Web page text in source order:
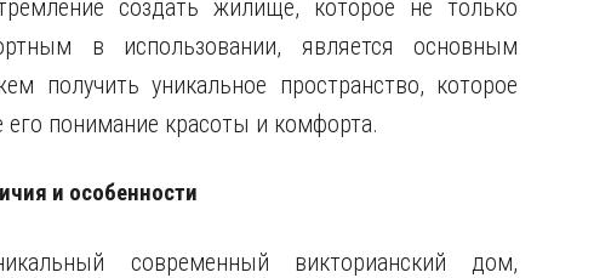
создать жилище, которое не только
в использовании, является основным
получить уникальное пространство, которое
понимание красоты и комфорта.
и особенности
современный викторианский дом,